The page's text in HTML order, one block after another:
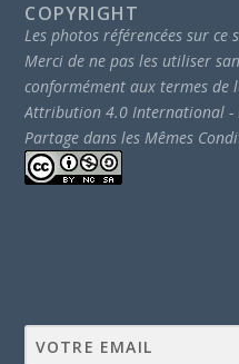
COPYRIGHT
Les photos référencées sur
Merci de ne pas les utiliser
conformément aux termes de
Attribution 4.0 International -
Partage dans les Mêmes